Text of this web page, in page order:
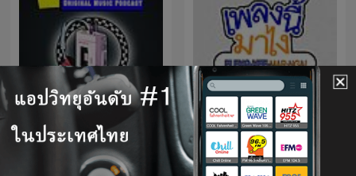
Alternative 80s เพลงนี้มาไง